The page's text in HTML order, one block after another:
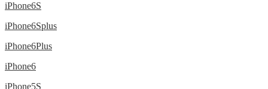
iPhone6S
iPhone6Splus
iPhone6Plus
iPhone6
iPhone5S